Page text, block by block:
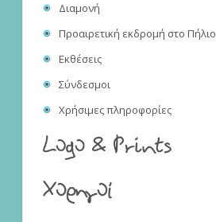
Διαμονή
Προαιρετική εκδρομή στο Πήλιο
Εκθέσεις
Σύνδεσμοι
Χρήσιμες πληροφορίες